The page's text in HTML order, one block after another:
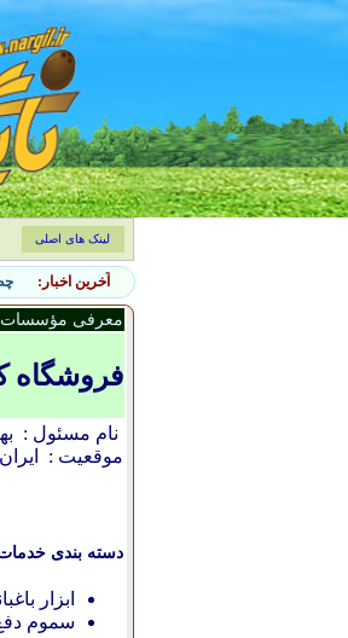
لینک های اصلی
آخرین اخبار:
معرفی مؤسسات
فروشگاه
نام مسئول :
موقعیت :
ایران
دسته بندی
ابزار
سموم